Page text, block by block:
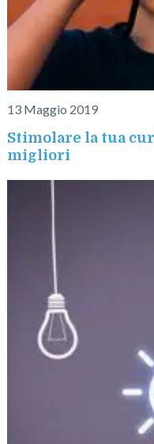
13 Maggio 2019
Stimolare la tua
migliori